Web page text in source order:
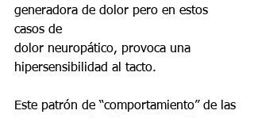
generadora de dolor pero en estos
casos de
dolor neuropático, provoca una
hipersensibilidad al tacto.
Este patrón de “comportamiento” de las